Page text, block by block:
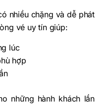
nhiều chặng và dễ phát
vé uy tín giúp:
lúc
hợp
những hành khách lần